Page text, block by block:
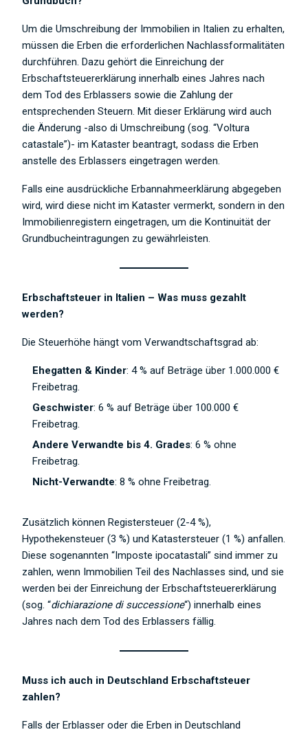
Um die Umschreibung der Immobilien in Italien zu erhalten,
müssen die Erben die erforderlichen Nachlassformalitäten
durchführen. Dazu gehört die Einreichung der
Erbschaftsteuererklärung innerhalb eines Jahres nach
dem Tod des Erblassers sowie die Zahlung der
entsprechenden Steuern. Mit dieser Erklärung wird auch
die Änderung -also di Umschreibung (sog. “Voltura
catastale”)- im Kataster beantragt, sodass die Erben
anstelle des Erblassers eingetragen werden.
Falls eine ausdrückliche Erbannahmeerklärung abgegeben
wird, wird diese nicht im Kataster vermerkt, sondern in den
Immobilienregistern eingetragen, um die Kontinuität der
Grundbucheintragungen zu gewährleisten.
Erbschaftsteuer in Italien – Was muss gezahlt
werden?
Die Steuerhöhe hängt vom Verwandtschaftsgrad ab:
Ehegatten & Kinder: 4 % auf Beträge über 1.000.000 €
Freibetrag.
Geschwister: 6 % auf Beträge über 100.000 €
Freibetrag.
Andere Verwandte bis 4. Grades: 6 % ohne
Freibetrag.
Nicht-Verwandte: 8 % ohne Freibetrag.
Zusätzlich können Registersteuer (2-4 %),
Hypothekensteuer (3 %) und Katastersteuer (1 %) anfallen.
Diese sogenannten “Imposte ipocatastali” sind immer zu
zahlen, wenn Immobilien Teil des Nachlasses sind, und sie
werden bei der Einreichung der Erbschaftsteuererklärung
(sog. “dichiarazione di successione“) innerhalb eines
Jahres nach dem Tod des Erblassers fällig.
Muss ich auch in Deutschland Erbschaftsteuer
zahlen?
Falls der Erblasser oder die Erben in Deutschland